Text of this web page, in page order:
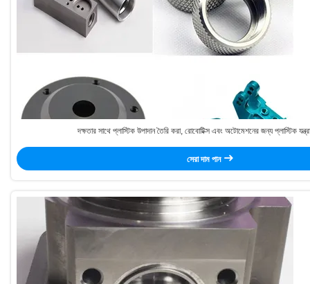
দক্ষতার সাথে প্লাস্টিক উপাদান তৈরি করা, রোবোটিক্স এবং অটোমেশনের জন্য প্লাস্টিক
সেরা দাম পান